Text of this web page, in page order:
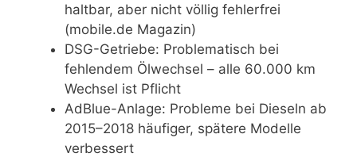
haltbar, aber nicht völlig fehlerfrei
(mobile.de Magazin)
DSG-Getriebe: Problematisch bei
fehlendem Ölwechsel – alle 60.000 km
Wechsel ist Pflicht
AdBlue-Anlage: Probleme bei Dieseln ab
2015–2018 häufiger, spätere Modelle
verbessert